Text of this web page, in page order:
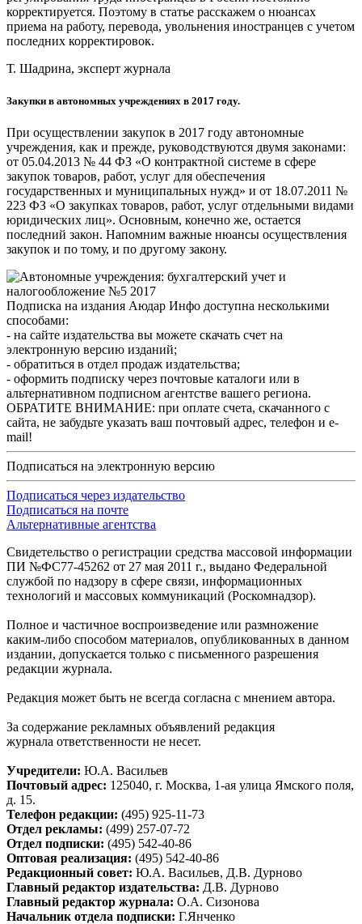
корректируется. Поэтому в статье расскажем о нюансах
приема на работу, перевода, увольнения иностранцев с учетом
последних корректировок.
Т. Шадрина, эксперт журнала
Закупки в автономных учреждениях в 2017 году.
При осуществлении закупок в 2017 году автономные
учреждения, как и прежде, руководствуются двумя законами:
от 05.04.2013 № 44 ФЗ «О контрактной системе в сфере
закупок товаров, работ, услуг для обеспечения
государственных и муниципальных нужд» и от 18.07.2011 №
223 ФЗ «О закупках товаров, работ, услуг отдельными видами
юридических лиц». Основным, конечно же, остается
последний закон. Напомним важные нюансы осуществления
закупок и по тому, и по другому закону.
Подписка на издания Аюдар Инфо доступна несколькими
способами:
- на сайте издательства вы можете скачать счет на
электронную версию изданий;
- обратиться в отдел продаж издательства;
- оформить подписку через почтовые каталоги или в
альтернативном подписном агентстве вашего региона.
ОБРАТИТЕ ВНИМАНИЕ: при оплате счета, скачанного с
сайта, не забудьте указать ваш почтовый адрес, телефон и e-
mail!
Подписаться на электронную версию
Подписаться через издательство
Подписаться на почте
Альтернативные агентства
Свидетельство о регистрации средства массовой информации
ПИ №ФС77-45262 от 27 мая 2011 г., выдано Федеральной
службой по надзору в сфере связи, информационных
технологий и массовых коммуникаций (Роскомнадзор).
Полное и частичное воспроизведение или размножение
каким-либо способом материалов, опубликованных в данном
издании, допускается только с письменного разрешения
редакции журнала.
Редакция может быть не всегда согласна с мнением автора.
За содержание рекламных объявлений редакция
журнала ответственности не несет.
Учредители: Ю.А. Васильев
Почтовый адрес: 125040, г. Москва, 1-ая улица Ямского поля,
д. 15.
Телефон редакции: (495) 925-11-73
Отдел рекламы: (499) 257-07-72
Отдел подписки: (495) 542-40-86
Оптовая реализация: (495) 542-40-86
Редакционный совет: Ю.А. Васильев, Д.В. Дурново
Главный редактор издательства: Д.В. Дурново
Главный редактор журнала: О.А. Сизонова
Начальник отдела подписки: Г.Янченко